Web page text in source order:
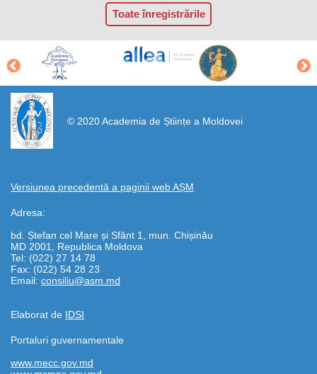
Toate înregistrările
© 2020 Academia de Științe a Moldovei
Versiunea precedentă a paginii web AȘM
Adresa:
bd. Ștefan cel Mare și Sfânt 1, mun. Chișinău
MD 2001, Republica Moldova
Tel: (022) 27 14 78
Fax: (022) 54 28 23
Email: consiliu@asm.md
Elaborat de IDSI
https://propletenie.ru/
Portaluri guvernamentale
www.mecc.gov.md